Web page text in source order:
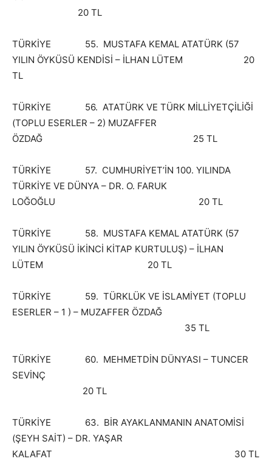
20 TL
TÜRKİYE 55. MUSTAFA KEMAL ATATÜRK (57
YILIN ÖYKÜSÜ KENDİSİ – İLHAN LÜTEM 20
TL
TÜRKİYE 56. ATATÜRK VE TÜRK MİLLİYETÇİLİĞİ
(TOPLU ESERLER – 2) MUZAFFER
ÖZDAĞ 25 TL
TÜRKİYE 57. CUMHURİYET’İN 100. YILINDA
TÜRKİYE VE DÜNYA – DR. O. FARUK
LOĞOĞLU 20 TL
TÜRKİYE 58. MUSTAFA KEMAL ATATÜRK (57
YILIN ÖYKÜSÜ İKİNCİ KİTAP KURTULUŞ) – İLHAN
LÜTEM 20 TL
TÜRKİYE 59. TÜRKLÜK VE İSLAMİYET (TOPLU
ESERLER – 1 ) – MUZAFFER ÖZDAĞ
35 TL
TÜRKİYE 60. MEHMETDİN DÜNYASI – TUNCER
SEVİNÇ
20 TL
TÜRKİYE 63. BİR AYAKLANMANIN ANATOMİSİ
(ŞEYH SAİT) – DR. YAŞAR
KALAFAT 30 TL